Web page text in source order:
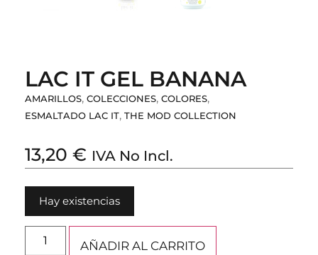
LAC IT GEL BANANA
AMARILLOS, COLECCIONES, COLORES,
ESMALTADO LAC IT, THE MOD COLLECTION
13,20 € IVA No Incl.
Hay existencias
AÑADIR AL CARRITO